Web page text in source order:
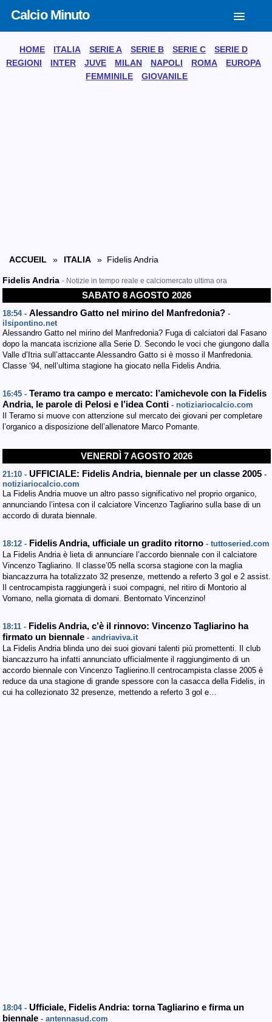
Calcio Minuto
HOME ITALIA SERIE A SERIE B SERIE C
SERIE D
REGIONI
INTER JUVE MILAN NAPOLI ROMA
EUROPA
FEMMINILE
GIOVANILE
ACCUEIL » ITALIA » Fidelis Andria
Fidelis Andria - Notizie in tempo reale e calciomercato ultima ora
SABATO 8 AGOSTO 2026
18:54 - Alessandro Gatto nel mirino del Manfredonia? -
ilsipontino.net
Alessandro Gatto nel mirino del Manfredonia? Fuga di calciatori dal Fasano
dopo la mancata iscrizione alla Serie D. Secondo le voci che giungono dalla
Valle d’Itria sull’attaccante Alessandro Gatto si è mosso il Manfredonia.
Classe ‘94, nell’ultima stagione ha giocato nella Fidelis Andria.
16:45 - Teramo tra campo e mercato: l’amichevole con la Fidelis
Andria, le parole di Pelosi e l’idea Conti - notiziariocalcio.com
Il Teramo si muove con attenzione sul mercato dei giovani per completare
l’organico a disposizione dell’allenatore Marco Pomante.
VENERDÌ 7 AGOSTO 2026
21:10 - UFFICIALE: Fidelis Andria, biennale per un classe 2005 -
notiziariocalcio.com
La Fidelis Andria muove un altro passo significativo nel proprio organico,
annunciando l’intesa con il calciatore Vincenzo Tagliarino sulla base di un
accordo di durata biennale.
18:12 - Fidelis Andria, ufficiale un gradito ritorno - tuttoseried.com
La Fidelis Andria è lieta di annunciare l’accordo biennale con il calciatore
Vincenzo Tagliarino. Il classe’05 nella scorsa stagione con la maglia
biancazzurra ha totalizzato 32 presenze, mettendo a referto 3 gol e 2 assist.
Il centrocampista raggiungerà i suoi compagni, nel ritiro di Montorio al
Vomano, nella giornata di domani. Bentornato Vincenzino!
18:11 - Fidelis Andria, c’è il rinnovo: Vincenzo Tagliarino ha
firmato un biennale - andriaviva.it
La Fidelis Andria blinda uno dei suoi giovani talenti più promettenti. Il club
biancazzurro ha infatti annunciato ufficialmente il raggiungimento di un
accordo biennale con Vincenzo Taglierino.​Il centrocampista classe 2005 è
reduce da una stagione di grande spessore con la casacca della Fidelis, in
cui ha collezionato 32 presenze, mettendo a referto 3 gol e…
18:04 - Ufficiale, Fidelis Andria: torna Tagliarino e firma un
biennale - antennasud.com